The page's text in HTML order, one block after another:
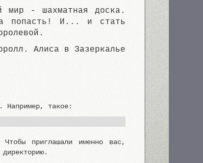
мир - шахматная доска.
попасть! И... и стать
Алиса в Зазеркалье
Например, такое:
приглашали именно вас,